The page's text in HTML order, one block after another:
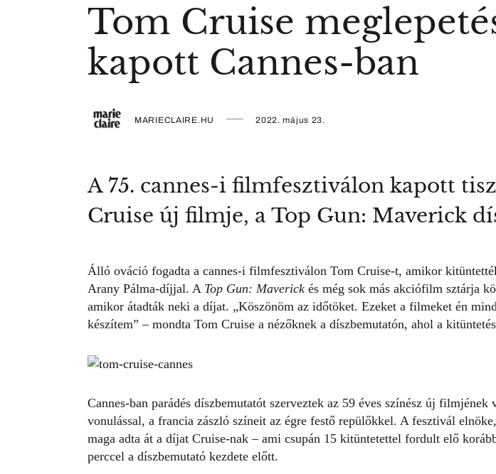
Tom Cruise
kapott Cannes-ban
MARIECLAIRE.HU 2022. május 23.
A 75. cannes-i filmfesztiválon kapott
Cruise új filmje, a Top Gun: Maverick
Álló ováció fogadta a cannes-i filmfesztiválon Tom Cruise-t, amikor
Arany Pálma-díjjal. A Top Gun: Maverick és még sok más akciófilm sztárja
amikor átadták neki a díjat. „Köszönöm az időtöket. Ezeket a filmeket én
készítem” – mondta Tom Cruise a nézőknek a díszbemutatón, ahol a
Cannes-ban parádés díszbemutatót szerveztek az 59 éves színész új filmjének
vonulással, a francia zászló színeit az égre festő repülőkkel. A fesztivál
maga adta át a díjat Cruise-nak – ami csupán 15 kitüntetettel fordult elő
perccel a díszbemutató kezdete előtt.